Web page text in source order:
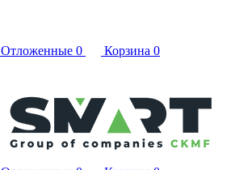
Отложенные 0 Корзина 0